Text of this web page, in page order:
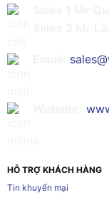
HỖ TRỢ KHÁCH HÀNG
Tin khuyến mại